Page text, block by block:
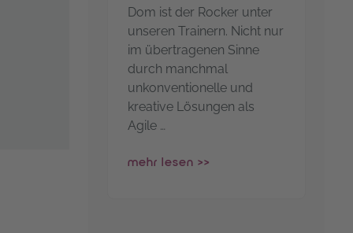
Dom ist der Rocker unter
unseren Trainern. Nicht nur
im übertragenen Sinne
durch manchmal
unkonventionelle und
kreative Lösungen als
Agile …
mehr lesen >>